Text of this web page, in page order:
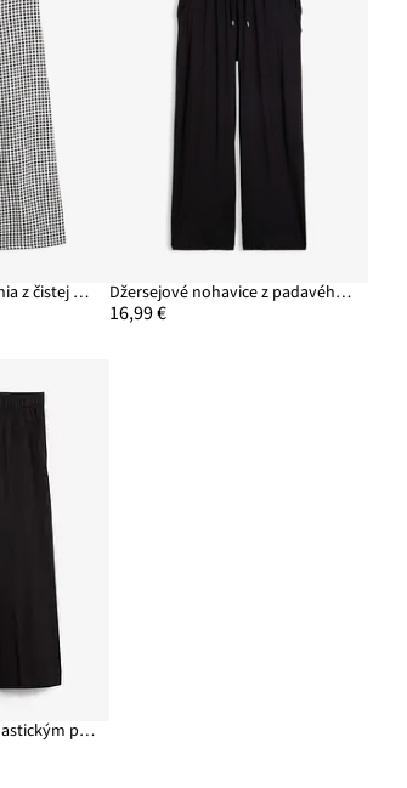
Nohavice bez zapínania z čistej bavlny Džersejové nohavice z padavého viskózového mixu
16,99 €
Culotte nohavice s elastickým pásom z viskózového mixu